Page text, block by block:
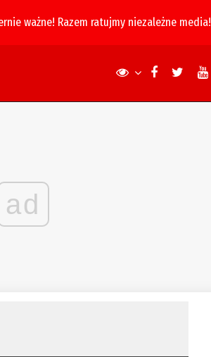
ważne! Razem ratujmy niezależne media!
ad